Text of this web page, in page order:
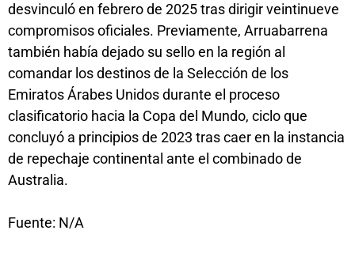
desvinculó en febrero de 2025 tras dirigir veintinueve
compromisos oficiales. Previamente, Arruabarrena
también había dejado su sello en la región al
comandar los destinos de la Selección de los
Emiratos Árabes Unidos durante el proceso
clasificatorio hacia la Copa del Mundo, ciclo que
concluyó a principios de 2023 tras caer en la instancia
de repechaje continental ante el combinado de
Australia.
Fuente: N/A